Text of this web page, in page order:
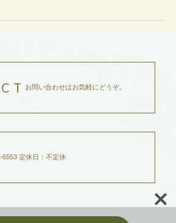
お問い合わせはお気軽にどうぞ。
6553 定休日：不定休
祥寺サントリナ